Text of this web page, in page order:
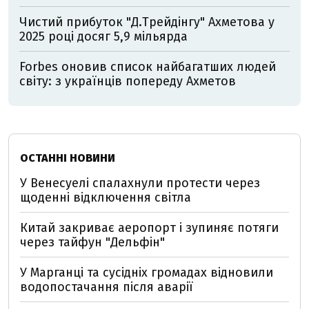
Чистий прибуток "Д.Трейдінгу" Ахметова у
2025 році досяг 5,9 мільярда
Forbes оновив список найбагатших людей
світу: з українців попереду Ахметов
ОСТАННІ НОВИНИ
У Венесуелі спалахнули протести через
щоденні відключення світла
Китай закриває аеропорт і зупиняє потяги
через тайфун "Дельфін"
У Марганці та сусідніх громадах відновили
водопостачання після аварії